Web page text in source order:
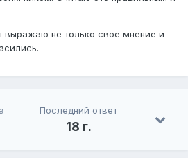
выражаю не только свое мнение и
Последний ответ
18 г.